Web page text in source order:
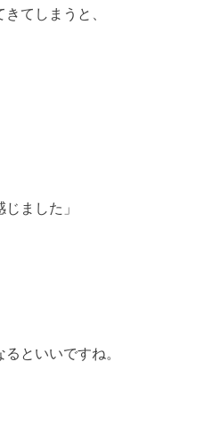
てしまうと、
ました」
といいですね。